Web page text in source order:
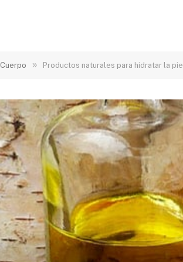
Cuerpo » Productos naturales para hidratar la